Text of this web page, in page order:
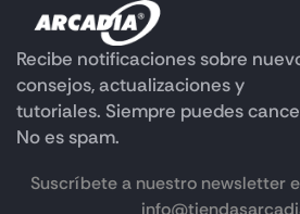
Recibe notificaciones sobre
consejos, actualizaciones y
tutoriales. Siempre puedes
No es spam.
Suscríbete a nuestro newsletter